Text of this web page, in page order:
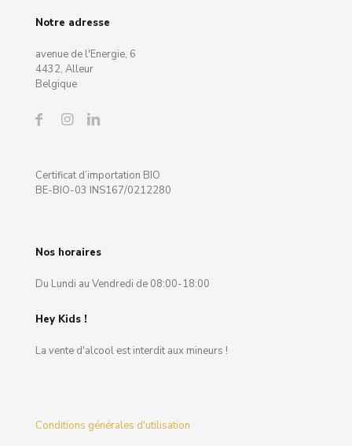
Notre adresse
avenue de l'Energie, 6
4432, Alleur
Belgique
Certificat d’importation BIO
BE-BIO-03 INS167/0212280
Nos horaires
Du Lundi au Vendredi de 08:00-18:00
Hey Kids !
La vente d'alcool est interdit aux mineurs !
Conditions générales d'utilisation